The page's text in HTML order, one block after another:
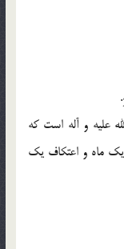
الله عليه و آله است كه
يك ماه و اعتكاف يك